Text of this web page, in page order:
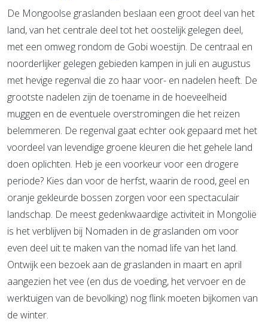
De Mongoolse graslanden beslaan een groot deel van het
land, van het centrale deel tot het oostelijk gelegen deel,
met een omweg rondom de Gobi woestijn. De centraal en
noorderlijker gelegen gebieden kampen in juli en augustus
met hevige regenval die zo haar voor- en nadelen heeft. De
grootste nadelen zijn de toename in de hoeveelheid
muggen en de eventuele overstromingen die het reizen
belemmeren. De regenval gaat echter ook gepaard met het
voordeel van levendige groene kleuren die het gehele land
doen oplichten. Heb je een voorkeur voor een drogere
periode? Kies dan voor de herfst, waarin de rood, geel en
oranje gekleurde bossen zorgen voor een spectaculair
landschap. De meest gedenkwaardige activiteit in Mongolië
is het verblijven bij Nomaden in de graslanden om voor
even deel uit te maken van the nomad life van het land.
Ontwijk een bezoek aan de graslanden in maart en april
aangezien het vee (en dus de voeding, het vervoer en de
werktuigen van de bevolking) nog flink moeten bijkomen van
de winter.